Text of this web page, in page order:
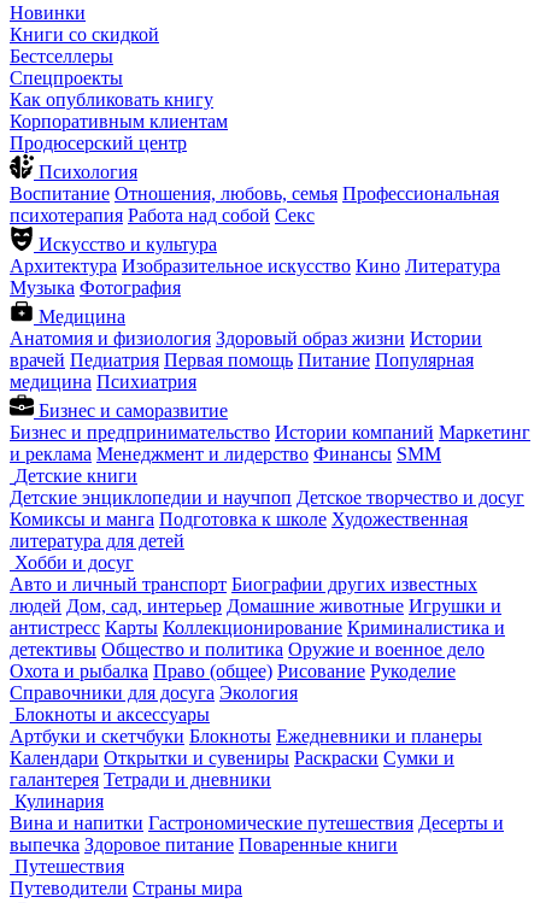
Новинки
Книги со скидкой
Бестселлеры
Спецпроекты
Как опубликовать книгу
Корпоративным клиентам
Продюсерский центр
Психология
Воспитание Отношения, любовь, семья Профессиональная
психотерапия Работа над собой Секс
Искусство и культура
Архитектура Изобразительное искусство Кино Литература
Музыка Фотография
Медицина
Анатомия и физиология Здоровый образ жизни Истории
врачей Педиатрия Первая помощь Питание Популярная
медицина Психиатрия
Бизнес и саморазвитие
Бизнес и предпринимательство Истории компаний Маркетинг
и реклама Менеджмент и лидерство Финансы SMM
Детские книги
Детские энциклопедии и научпоп Детское творчество и досуг
Комиксы и манга Подготовка к школе Художественная
литература для детей
Хобби и досуг
Авто и личный транспорт Биографии других известных
людей Дом, сад, интерьер Домашние животные Игрушки и
антистресс Карты Коллекционирование Криминалистика и
детективы Общество и политика Оружие и военное дело
Охота и рыбалка Право (общее) Рисование Рукоделие
Справочники для досуга Экология
Блокноты и аксессуары
Артбуки и скетчбуки Блокноты Ежедневники и планеры
Календари Открытки и сувениры Раскраски Сумки и
галантерея Тетради и дневники
Кулинария
Вина и напитки Гастрономические путешествия Десерты и
выпечка Здоровое питание Поваренные книги
Путешествия
Путеводители Страны мира